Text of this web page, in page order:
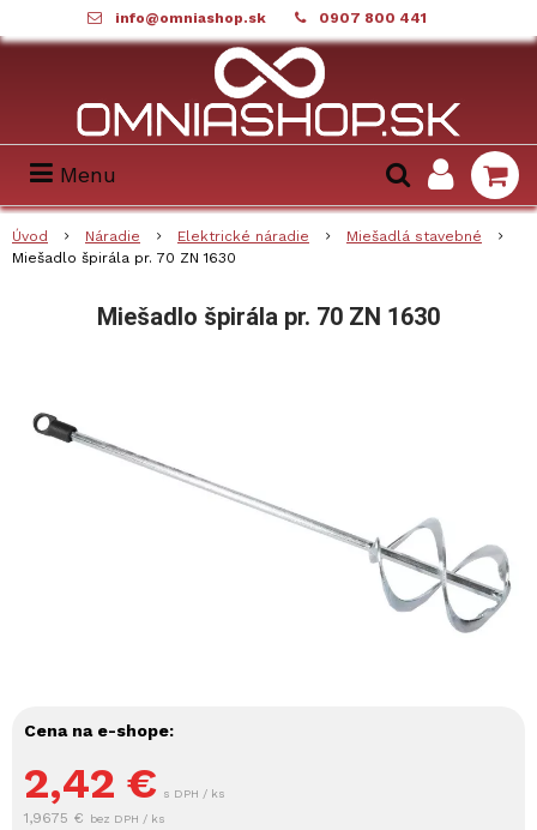
info@omniashop.sk 0907 800 441
Menu
Úvod Náradie Elektrické náradie
Miešadlá stavebné
Miešadlo špirála pr. 70 ZN 1630
Miešadlo špirála pr. 70 ZN 1630
Cena na e-shope:
2,42 € s DPH / ks
1,9675 € bez DPH / ks